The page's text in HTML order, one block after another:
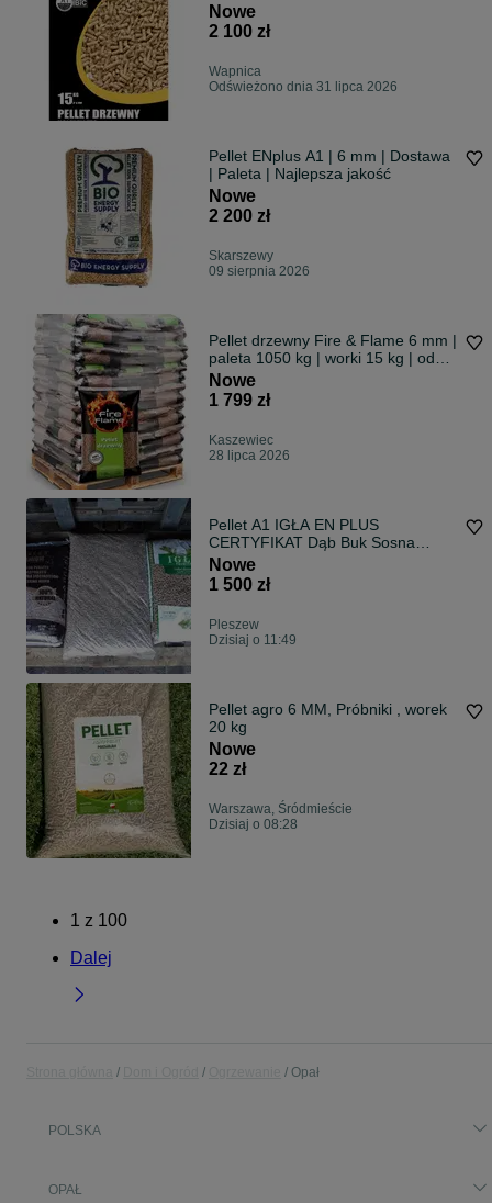
Nowe
2 100 zł
Wapnica
Odświeżono dnia 31 lipca 2026
Pellet ENplus A1 | 6 mm | Dostawa
| Paleta | Najlepsza jakość
Nowe
2 200 zł
Skarszewy
09 sierpnia 2026
Pellet drzewny Fire & Flame 6 mm |
paleta 1050 kg | worki 15 kg | od
ręki
Nowe
1 799 zł
Kaszewiec
28 lipca 2026
Pellet A1 IGŁA EN PLUS
CERTYFIKAT Dąb Buk Sosna
Iglasto-Liściasty...
Nowe
1 500 zł
Pleszew
Dzisiaj o 11:49
Pellet agro 6 MM, Próbniki , worek
20 kg
Nowe
22 zł
Warszawa, Śródmieście
Dzisiaj o 08:28
1 z 100
Dalej
Opał
POLSKA
OPAŁ